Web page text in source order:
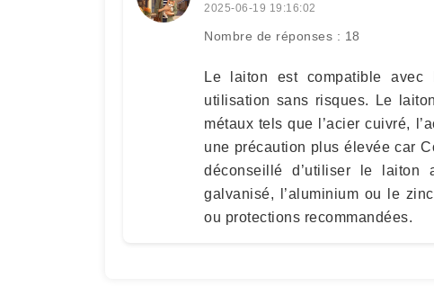
2025-06-19 19:16:02
Nombre de réponses : 18
Le laiton est compatible
utilisation sans risques. Le
métaux tels que l’acier cuivré,
une précaution plus élevée car
déconseillé d’utiliser le laiton
galvanisé, l’aluminium ou le
ou protections recommandées.